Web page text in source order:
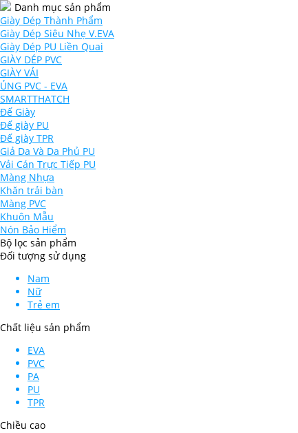
Danh mục sản phẩm
Giày Dép Thành Phẩm
Giày Dép Siêu Nhẹ V.EVA
Giày Dép PU Liền Quai
GIÀY DÉP PVC
GIÀY VẢI
ỦNG PVC - EVA
SMARTTHATCH
Đế Giày
Đế giày PU
Đế giày TPR
Giả Da Và Da Phủ PU
Vải Cán Trực Tiếp PU
Màng Nhựa
Khăn trải bàn
Màng PVC
Khuôn Mẫu
Nón Bảo Hiểm
Bộ lọc sản phẩm
Đối tượng sử dụng
Nam
Nữ
Trẻ em
Chất liệu sản phẩm
EVA
PVC
PA
PU
TPR
Chiều cao